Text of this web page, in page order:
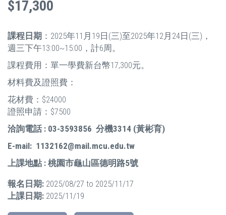
$17,300
課程日期 ：2025年11月19日(三)至2025年12月24日(三)，
週三下午13:00~15:00，計6周。
課程費用：單一學費新台幣17,300元。
材料費及證照費：
花材費：$24000
證照申請：$7500
洽詢電話 : 03-3593856 分機3314 (黃彬育)
E-mail: 1132162@mail.mcu.edu.tw
上課地點 : 桃園市龜山區德明路5號
報名日期: 2025/08/27 to 2025/11/17
上課日期: 2025/11/19